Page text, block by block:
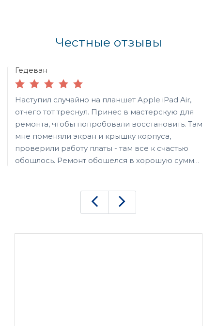
Честные отзывы
Гедеван
Наступил случайно на планшет Apple iPad Air,
отчего тот треснул. Принес в мастерскую для
ремонта, чтобы попробовали восстановить. Там
мне поменяли экран и крышку корпуса,
проверили работу платы - там все к счастью
обошлось. Ремонт обошелся в хорошую сумму,